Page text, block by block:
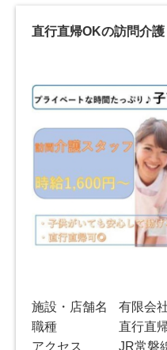
直行直帰OKの訪問介護
施設・店舗名
有限会
職種
直行直
アクセス
JR常磐